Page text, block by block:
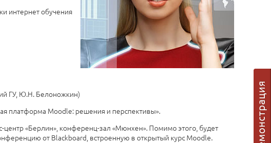
интернет обучения
ГУ, Ю.Н. Белоножкин)
платформа Moodle: решения и перспективы».
центр «Берлин», конференц-зал «Мюнхен». Помимо этого, будет
от Blackboard, встроенную в открытый курс Moodle.